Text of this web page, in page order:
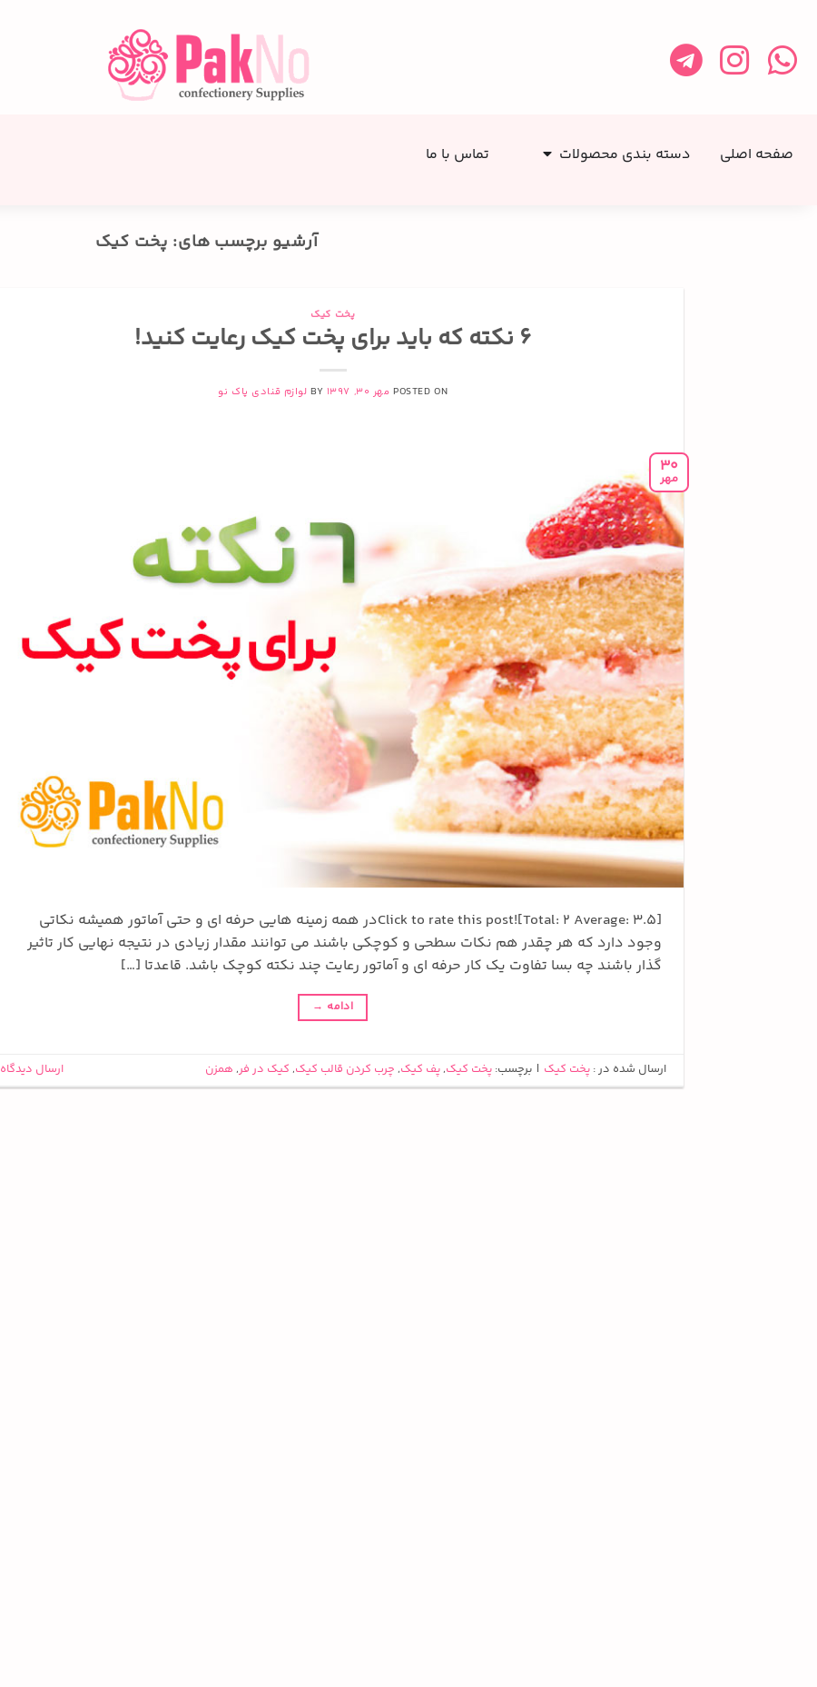
صفحه اصلی دسته بندی محصولات تماس با ما
آرشیو برچسب های: پخت کیک
پخت کیک
۶ نکته که باید برای پخت کیک رعایت کنید!
POSTED ON مهر 30, 1397 BY لوازم قنادی پاک نو
30
مهر
Click to rate this post![Total: 2 Average: 3.5]در همه زمینه هایی حرفه ای و حتی آماتور همیشه نکاتی
وجود دارد که هر چقدر هم نکات سطحی و کوچکی باشند می توانند مقدار زیادی در نتیجه نهایی کار تاثیر
گذار باشند چه بسا تفاوت یک کار حرفه ای و آماتور رعایت چند نکته کوچک باشد. قاعدتا […]
ادامه →
ارسال شده در :پخت کیک | برچسب:پخت کیک,پف کیک, چرب کردن قالب کیک, کیک در فر, همزن ارسال دیدگاه